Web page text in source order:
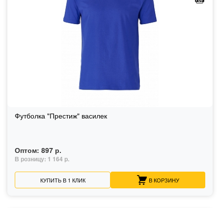
Футболка "Престиж" василек
Оптом: 897 р.
В розницу: 1 164 р.
КУПИТЬ В 1 КЛИК В КОРЗИНУ